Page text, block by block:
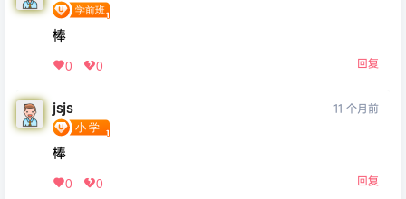
棒
0 0 回复
jsjs 11 个月前
棒
0 0 回复